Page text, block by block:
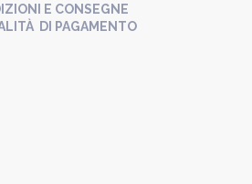
E CONSEGNE
DI PAGAMENTO